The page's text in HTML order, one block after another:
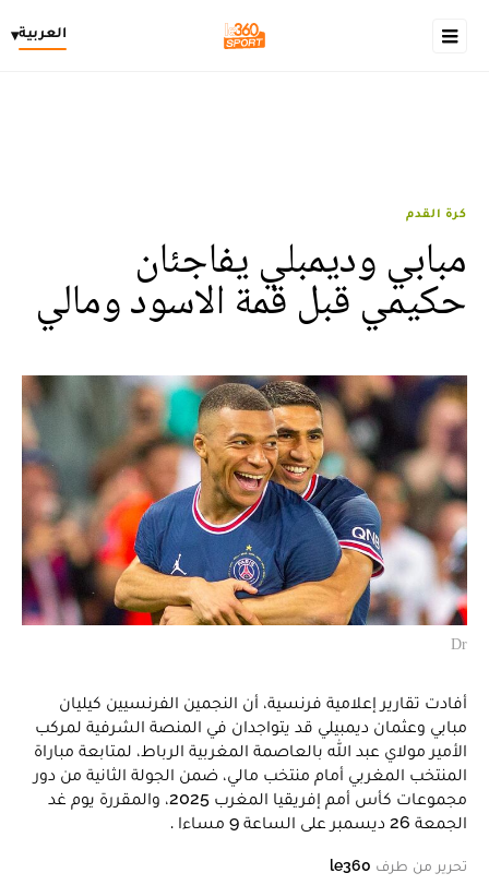
العربية▾
كرة القدم
مبابي وديمبلي يفاجئان
حكيمي قبل قمة الاسود ومالي
Dr
أفادت تقارير إعلامية فرنسية، أن النجمين الفرنسيين كيليان
مبابي وعثمان ديمبيلي قد يتواجدان في المنصة الشرفية لمركب
الأمير مولاي عبد الله بالعاصمة المغربية الرباط، لمتابعة مباراة
المنتخب المغربي أمام منتخب مالي، ضمن الجولة الثانية من دور
مجموعات كأس أمم إفريقيا المغرب 2025، والمقررة يوم غد
الجمعة 26 ديسمبر على الساعة 9 مساءا .
تحرير من طرف le360